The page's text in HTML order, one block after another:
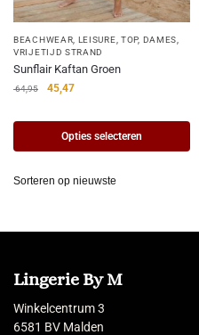
BEACHWEAR, LEISURE, TOP, DAMES
VRIJETIJD STRAND
Sunflair Kaftan Groen
64,95 45,47
Opties selecteren
Lingerie By M
Winkelcentrum 3
6581 BV Malden